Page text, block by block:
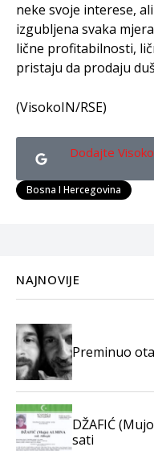
neke svoje interese,
izgubljena svaka
lične profitabilnosti,
pristaju da prodaju
(VisokoIN/RSE)
Dodajte
Bosna I Hercegovina
NAJNOVIJE
Preminuo
DŽAFIĆ
sati